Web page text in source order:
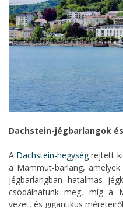
Dachstein-jégbarlangok
A Dachstein-hegységrejtett
a Mammut-barlang,
jégbarlangban hatalmas
csodálhatunk meg, míg a
vezet, és gigantikus